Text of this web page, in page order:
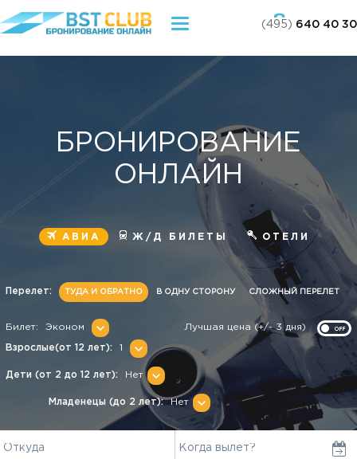
Toggle
(495) 640 40 30
БРОНИРОВАНИЕ
ОНЛАЙН
АВИА Ж/Д БИЛЕТЫ ОТЕЛИ
Перелет: ТУДА И ОБРАТНО В ОДНУ СТОРОНУ СЛОЖНЫЙ ПЕРЕЛЕТ
Билет: Лучшая цена (+/- 3 дня)
Взрослые(от 12 лет):
Дети (от 2 до 12 лет):
Младенецы (до 2 лет):